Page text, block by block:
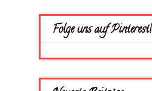
Folge uns auf Pinterest!